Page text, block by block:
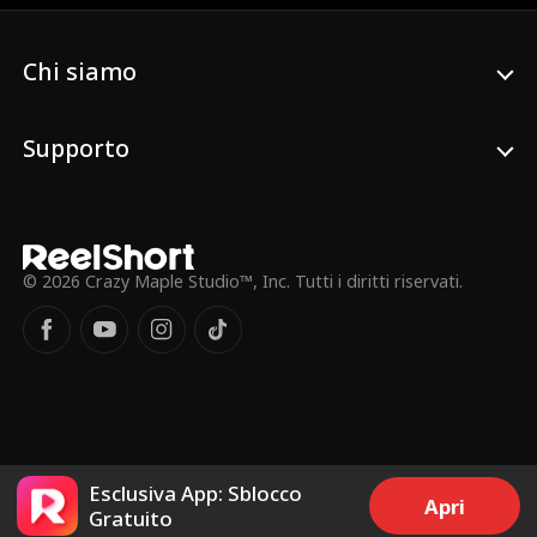
Amore a prima vista
Chi siamo
Supporto
© 2026 Crazy Maple Studio™, Inc. Tutti i diritti riservati.
Esclusiva App: Sblocco
Gratuito
Apri